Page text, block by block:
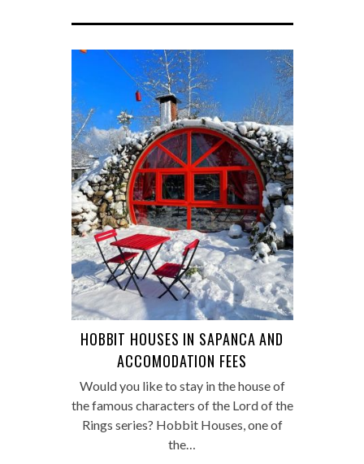
HOBBIT HOUSES IN SAPANCA AND
ACCOMODATION FEES
Would you like to stay in the house of
the famous characters of the Lord of the
Rings series? Hobbit Houses, one of
the…